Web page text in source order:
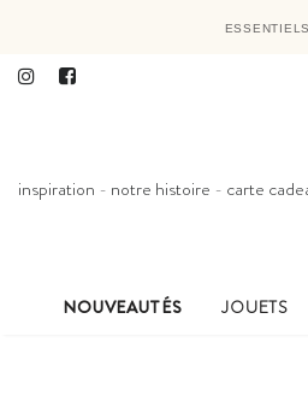
inspiration - notre histoire - carte
NOUVEAUTÉS JOUETS